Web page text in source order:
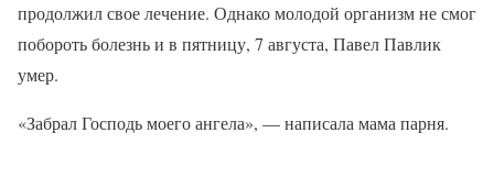
продолжил свое лечение. Однако молодой организм не смог
побороть болезнь и в пятницу, 7 августа, Павел Павлик
умер.
«Забрал Господь моего ангела», — написала мама парня.